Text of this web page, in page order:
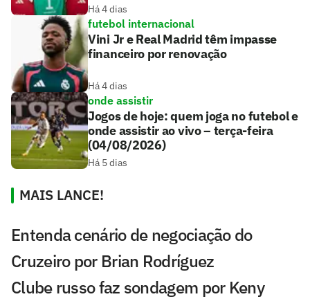
Há 4 dias
futebol internacional
Vini Jr e Real Madrid têm impasse
financeiro por renovação
Há 4 dias
onde assistir
Jogos de hoje: quem joga no futebol e
onde assistir ao vivo – terça-feira
(04/08/2026)
Há 5 dias
MAIS LANCE!
Entenda cenário de negociação do
Cruzeiro por Brian Rodríguez
Clube russo faz sondagem por Keny